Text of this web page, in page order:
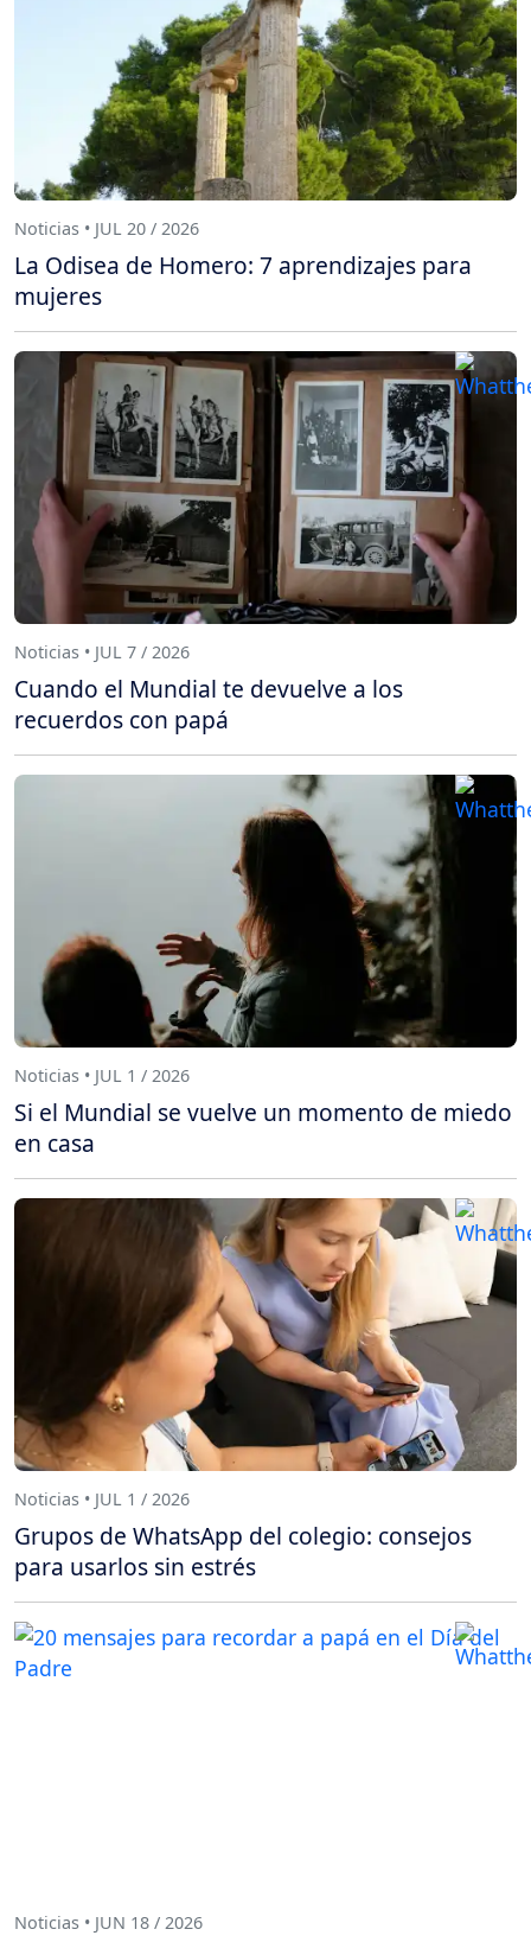
Noticias • JUL 20 / 2026
La Odisea de Homero: 7 aprendizajes para
mujeres
Noticias • JUL 7 / 2026
Cuando el Mundial te devuelve a los
recuerdos con papá
Noticias • JUL 1 / 2026
Si el Mundial se vuelve un momento de miedo
en casa
Noticias • JUL 1 / 2026
Grupos de WhatsApp del colegio: consejos
para usarlos sin estrés
Noticias • JUN 18 / 2026